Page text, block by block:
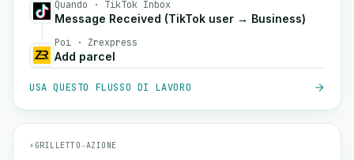
Quando · TikTok Inbox
Message Received (TikTok user → Business)
Poi · Zrexpress
Add parcel
USA QUESTO FLUSSO DI LAVORO
⚡ GRILLETTO→AZIONE